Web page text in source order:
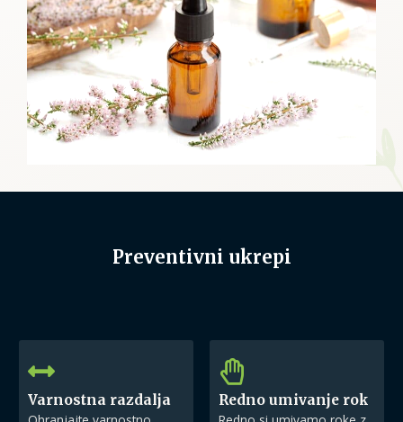
Preventivni ukrepi
Varnostna razdalja
Redno umivanje rok